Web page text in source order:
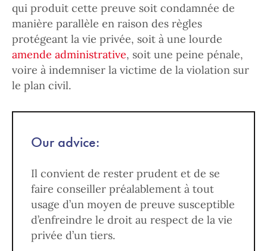
qui produit cette preuve soit condamnée de
manière parallèle en raison des règles
protégeant la vie privée, soit à une lourde
amende administrative, soit une peine pénale,
voire à indemniser la victime de la violation sur
le plan civil.
Our advice:
Il convient de rester prudent et de se
faire conseiller préalablement à tout
usage d’un moyen de preuve susceptible
d’enfreindre le droit au respect de la vie
privée d’un tiers.